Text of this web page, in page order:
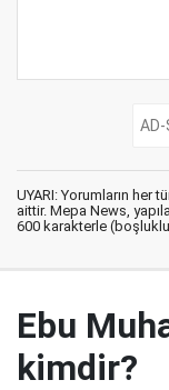
UYARI: Yorumların her
aittir. Mepa News,
600 karakterle (boşluklu)
Ebu
kimdir?